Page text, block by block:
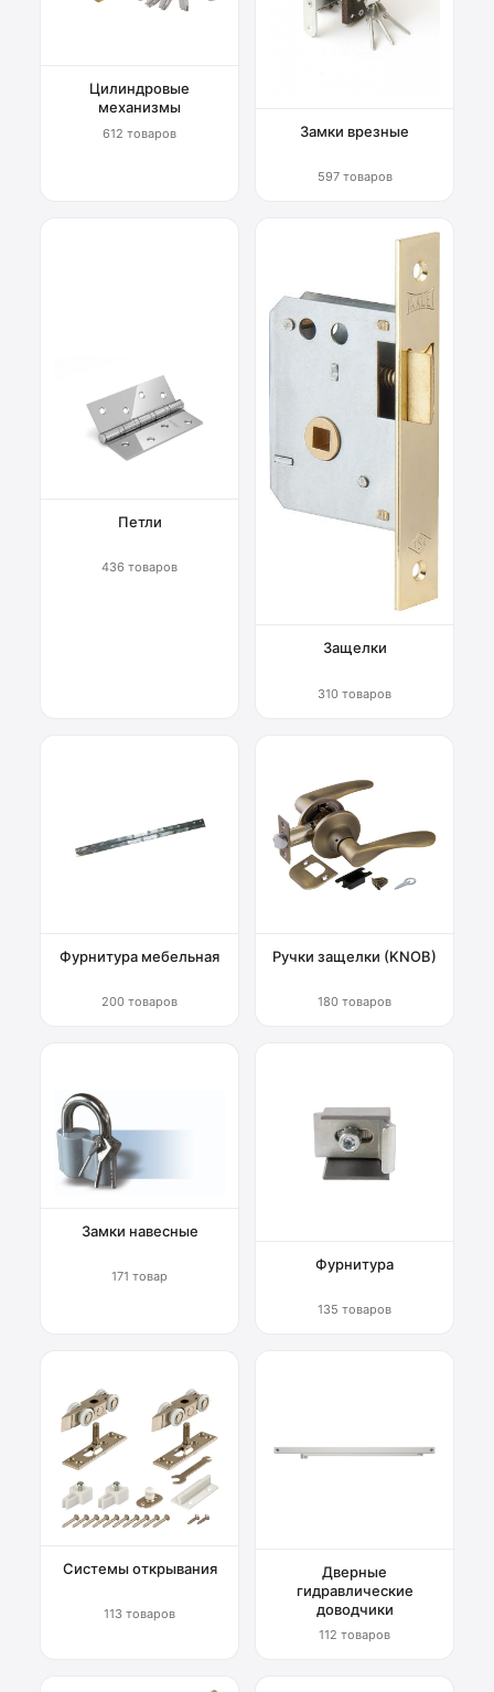
Цилиндровые
механизмы
612 товаров Замки врезные
597 товаров
Петли
436 товаров
Защелки
310 товаров
Фурнитура мебельная
200 товаров
Ручки защелки (KNOB)
180 товаров
Замки навесные
171 товар
Фурнитура
135 товаров
Системы открывания
113 товаров
Дверные
гидравлические
доводчики
112 товаров